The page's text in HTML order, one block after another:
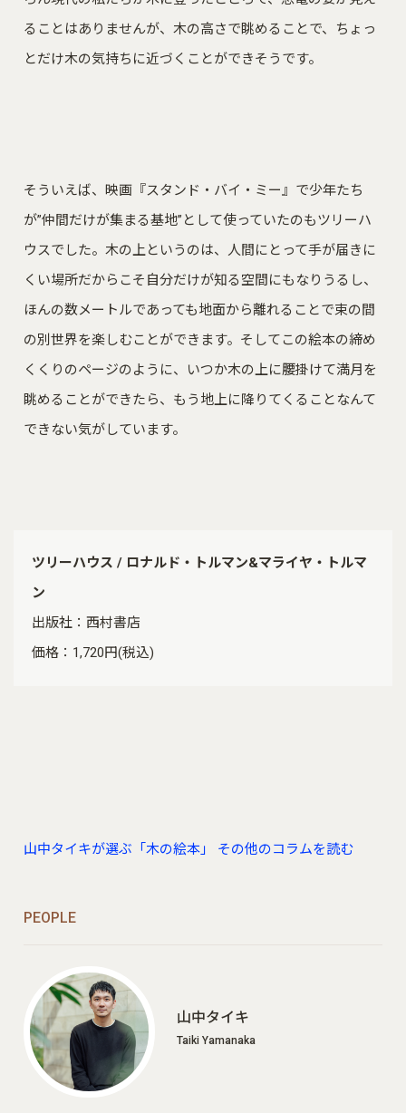
ることはありませんが、木の高さで眺めることで、ちょっ
とだけ木の気持ちに近づくことができそうです。
そういえば、映画『スタンド・バイ・ミー』で少年たち
が”仲間だけが集まる基地”として使っていたのもツリーハ
ウスでした。木の上というのは、人間にとって手が届きに
くい場所だからこそ自分だけが知る空間にもなりうるし、
ほんの数メートルであっても地面から離れることで束の間
の別世界を楽しむことができます。そしてこの絵本の締め
くくりのページのように、いつか木の上に腰掛けて満月を
眺めることができたら、もう地上に降りてくることなんて
できない気がしています。
ツリーハウス / ロナルド・トルマン&マライヤ・トルマ
ン
出版社：西村書店
価格：1,720円(税込)
山中タイキが選ぶ「木の絵本」 その他のコラムを読む
PEOPLE
山中タイキ
Taiki Yamanaka